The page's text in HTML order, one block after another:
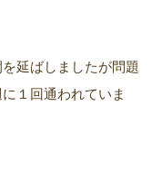
延ばしましたが問題
１回通われていま